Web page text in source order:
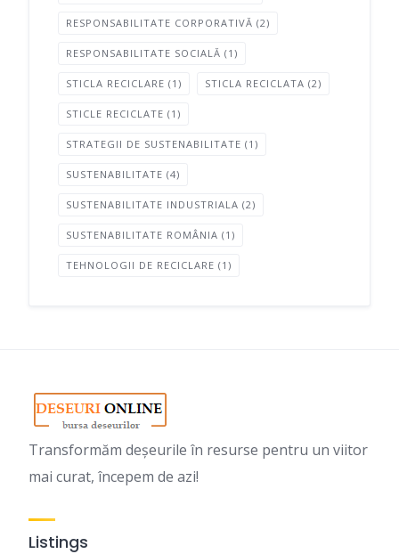
RESPONSABILITATE CORPORATIVĂ (2)
RESPONSABILITATE SOCIALĂ (1)
STICLA RECICLARE (1) STICLA RECICLATA (2)
STICLE RECICLATE (1)
STRATEGII DE SUSTENABILITATE (1)
SUSTENABILITATE (4)
SUSTENABILITATE INDUSTRIALA (2)
SUSTENABILITATE ROMÂNIA (1)
TEHNOLOGII DE RECICLARE (1)
Transformăm deșeurile în resurse pentru un viitor
mai curat, începem de azi!
Listings